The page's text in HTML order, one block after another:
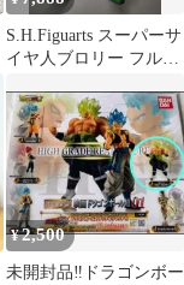
S.H.Figuarts スーパーサ
イヤ人ブロリー フルパ
¥2,500
未開封品‼️ドラゴンボー